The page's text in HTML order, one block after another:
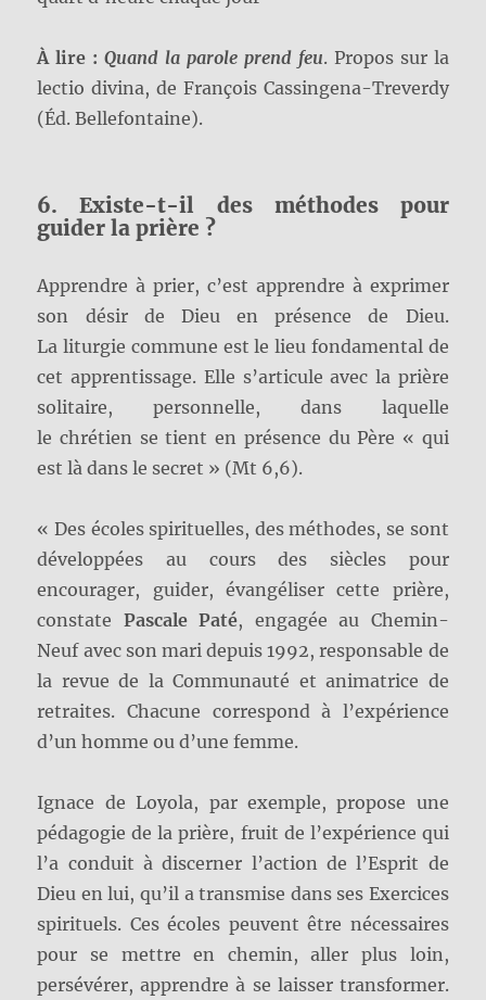
À lire :Quand la parole prend feu. Propos sur la
lectio divina, de François Cassingena-Treverdy
(Éd. Bellefontaine).
6. Existe-t-il des méthodes pour
guider la prière ?
Apprendre à prier, c’est apprendre à exprimer
son désir de Dieu en présence de Dieu.
La liturgie commune est le lieu fondamental de
cet apprentissage. Elle s’articule avec la prière
solitaire, personnelle, dans laquelle
le chrétien se tient en présence du Père « qui
est là dans le secret » (Mt 6,6).
« Des écoles spirituelles, des méthodes, se sont
développées au cours des siècles pour
encourager, guider, évangéliser cette prière,
constate Pascale Paté, engagée au Chemin-
Neuf avec son mari depuis 1992, responsable de
la revue de la Communauté et animatrice de
retraites. Chacune correspond à l’expérience
d’un homme ou d’une femme.
Ignace de Loyola, par exemple, propose une
pédagogie de la prière, fruit de l’expérience qui
l’a conduit à discerner l’action de l’Esprit de
Dieu en lui, qu’il a transmise dans ses Exercices
spirituels. Ces écoles peuvent être nécessaires
pour se mettre en chemin, aller plus loin,
persévérer, apprendre à se laisser transformer.